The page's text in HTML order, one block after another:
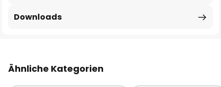
Downloads
Ähnliche Kategorien